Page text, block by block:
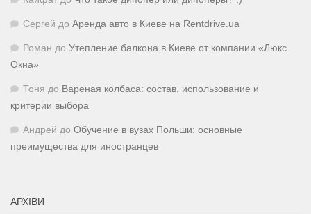
Сергей до Аренда авто в Киеве на Rentdrive.ua
Роман до Утепление балкона в Киеве от компании «Люкс
Окна»
Тоня до Вареная колбаса: состав, использование и
критерии выбора
Андрей до Обучение в вузах Польши: основные
преимущества для иностранцев
АРХІВИ